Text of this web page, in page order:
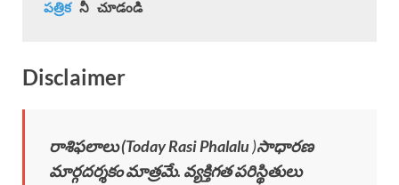
పత్రిక నీ చూడండి
Disclaimer
రాశిఫలాలు (Today Rasi Phalalu)సాధారణ
మార్గదర్శకం మాత్రమే. వ్యక్తిగత పరిస్థితులు